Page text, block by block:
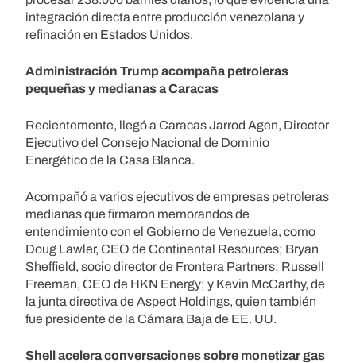
integración directa entre producción venezolana y
refinación en Estados Unidos.
Administración Trump acompaña petroleras
pequeñas y medianas a Caracas
Recientemente, llegó a Caracas Jarrod Agen, Director
Ejecutivo del Consejo Nacional de Dominio
Energético de la Casa Blanca.
Acompañó a varios ejecutivos de empresas petroleras
medianas que firmaron memorandos de
entendimiento con el Gobierno de Venezuela, como
Doug Lawler, CEO de Continental Resources; Bryan
Sheffield, socio director de Frontera Partners; Russell
Freeman, CEO de HKN Energy; y Kevin McCarthy, de
la junta directiva de Aspect Holdings, quien también
fue presidente de la Cámara Baja de EE. UU.
Shell acelera conversaciones sobre monetizar gas